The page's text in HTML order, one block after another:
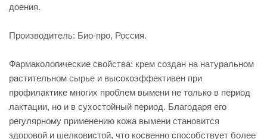
доения.
Производитель: Био-про, Россия.
Фармакологические свойства: крем создан на натуральном
растительном сырье и высокоэффективен при
профилактике многих проблем вымени не только в период
лактации, но и в сухостойный период. Благодаря его
регулярному применению кожа вымени становится
здоровой и шелковистой, что косвенно способствует более